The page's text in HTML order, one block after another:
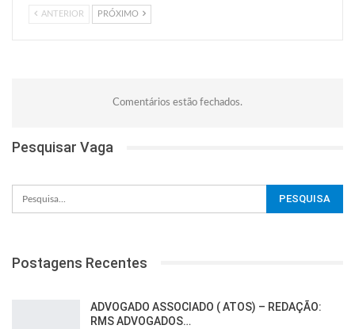
ANTERIOR PRÓXIMO
Comentários estão fechados.
Pesquisar Vaga
Postagens Recentes
ADVOGADO ASSOCIADO ( ATOS) – REDAÇÃO:
RMS ADVOGADOS…